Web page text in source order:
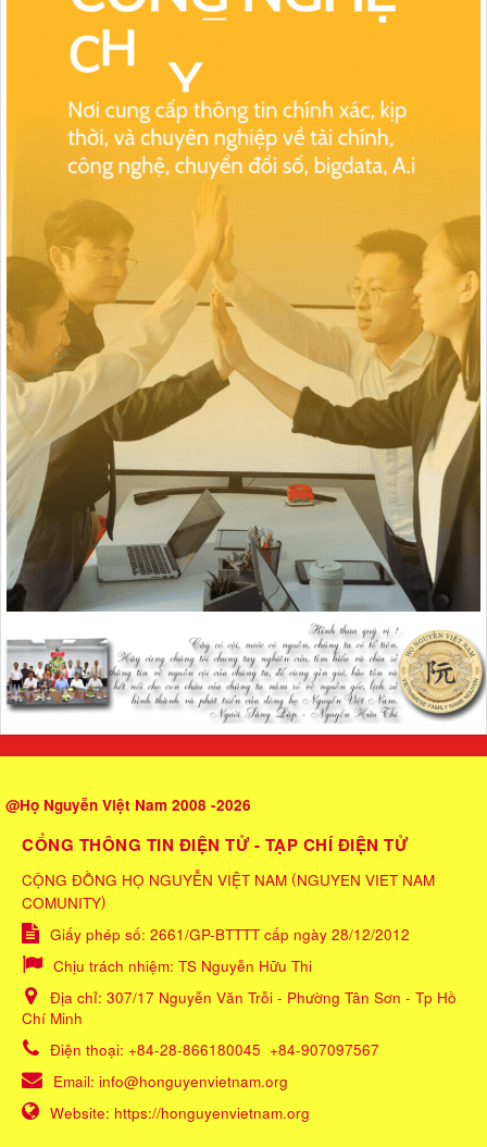
@Họ Nguyễn Việt Nam 2008 -2026
CỔNG THÔNG TIN ĐIỆN TỬ - TẠP CHÍ ĐIỆN TỬ
CỘNG ĐỒNG HỌ NGUYỄN VIỆT NAM (NGUYEN VIET NAM
COMUNITY)
Giấy phép số: 2661/GP-BTTTT cấp ngày 28/12/2012
Chịu trách nhiệm: TS Nguyễn Hữu Thi
Địa chỉ: 307/17 Nguyễn Văn Trỗi - Phường Tân Sơn - Tp Hồ
Chí Minh
Điện thoại: +84-28-866180045 +84-907097567
Email: info@honguyenvietnam.org
Website: https://honguyenvietnam.org